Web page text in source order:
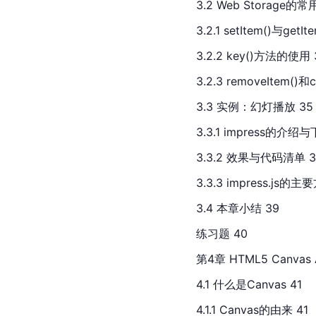
3.2 Web Storage的常
3.2.1 setItem()与
3.2.2 key()方法的使用
3.2.3 removeItem()和
3.3 实例：幻灯播放 35
3.3.1 impress的介绍与
3.3.2 效果与代码清单
3.3.3 impress.js的主
3.4 本章小结 39
练习题 40
第4章 HTML5 Canvas
4.1 什么是Canvas 41
4.1.1 Canvas的由来 41